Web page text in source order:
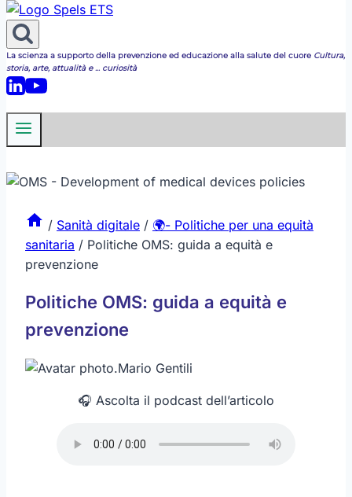
La scienza a supporto della prevenzione ed educazione alla salute del cuore Cultura,
storia, arte, attualità e ... curiosità
/ Sanità digitale / 🌍- Politiche per una equità
sanitaria / Politiche OMS: guida a equità e
prevenzione
Politiche OMS: guida a equità e
prevenzione
.Mario Gentili
🎧 Ascolta il podcast dell’articolo